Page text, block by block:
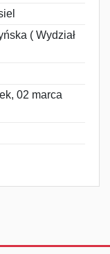
( Wydział
02 marca